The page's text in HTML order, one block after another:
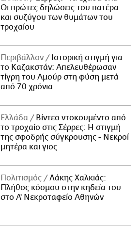
Οι πρώτες δηλώσεις του πατέρα
και συζύγου των θυμάτων του
τροχαίου
Περιβάλλον
Ιστορική στιγμή για
το Καζακστάν: Απελευθέρωσαν
τίγρη του Αμούρ στη φύση μετά
από 70 χρόνια
Ελλάδα
Βίντεο ντοκουμέντο από
το τροχαίο στις Σέρρες: Η στιγμή
της σφοδρής σύγκρουσης - Νεκροί
μητέρα και γιος
Πολιτισμός
Λάκης Χαλκιάς:
Πλήθος κόσμου στην κηδεία του
στο Α' Νεκροταφείο Αθηνών